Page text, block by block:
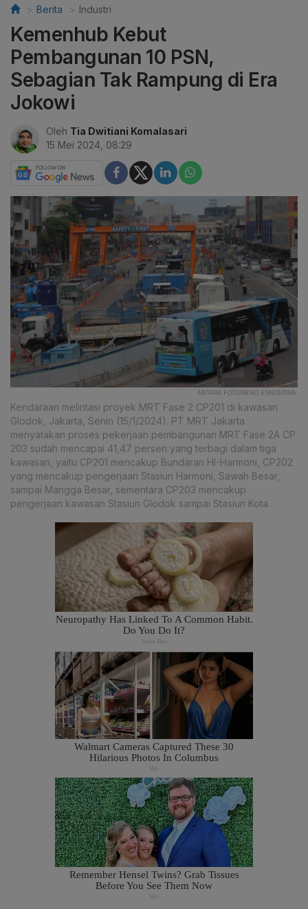
Berita Industri
Kemenhub Kebut
Pembangunan 10 PSN,
Sebagian Tak Rampung di Era
Jokowi
Oleh Tia Dwitiani Komalasari
15 Mei 2024, 08:29
ANTARA FOTO/RENO ESNIR/RWA.
Kendaraan melintasi proyek MRT Fase 2 CP201 di kawasan
Glodok, Jakarta, Senin (15/1/2024). PT MRT Jakarta
menyatakan proses pekerjaan pembangunan MRT Fase 2A CP
203 sudah mencapai 41,47 persen yang terbagi dalam tiga
kawasan, yaitu CP201 mencakup Bundaran HI-Harmoni, CP202
yang mencakup pengerjaan Stasiun Harmoni, Sawah Besar,
sampai Mangga Besar, sementara CP203 mencakup
pengerjaan kawasan Stasiun Glodok sampai Stasiun Kota.